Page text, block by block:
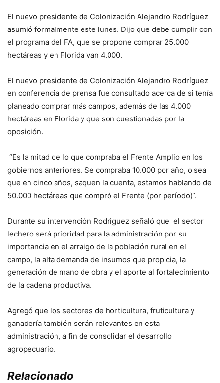
El nuevo presidente de Colonización Alejandro Rodríguez
asumió formalmente este lunes. Dijo que debe cumplir con
el programa del FA, que se propone comprar 25.000
hectáreas y en Florida van 4.000.
El nuevo presidente de Colonización Alejandro Rodríguez
en conferencia de prensa fue consultado acerca de si tenía
planeado comprar más campos, además de las 4.000
hectáreas en Florida y que son cuestionadas por la
oposición.
“Es la mitad de lo que compraba el Frente Amplio en los
gobiernos anteriores. Se compraba 10.000 por año, o sea
que en cinco años, saquen la cuenta, estamos hablando de
50.000 hectáreas que compró el Frente (por período)”.
Durante su intervención Rodrìguez señaló que el sector
lechero será prioridad para la administración por su
importancia en el arraigo de la población rural en el
campo, la alta demanda de insumos que propicia, la
generación de mano de obra y el aporte al fortalecimiento
de la cadena productiva.
Agregó que los sectores de horticultura, fruticultura y
ganadería también serán relevantes en esta
administración, a fin de consolidar el desarrollo
agropecuario.
Relacionado